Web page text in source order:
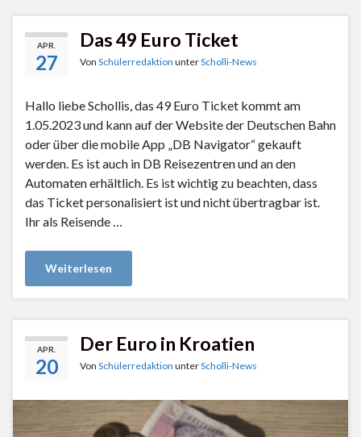
APR.
27
Das 49 Euro Ticket
Von Schülerredaktion unterScholli-News
Hallo liebe Schollis, das 49 Euro Ticket kommt am
1.05.2023 und kann auf der Website der Deutschen Bahn
oder über die mobile App „DB Navigator“ gekauft
werden. Es ist auch in DB Reisezentren und an den
Automaten erhältlich. Es ist wichtig zu beachten, dass
das Ticket personalisiert ist und nicht übertragbar ist.
Ihr als Reisende …
Weiterlesen
APR.
20
Der Euro in Kroatien
Von Schülerredaktion unterScholli-News